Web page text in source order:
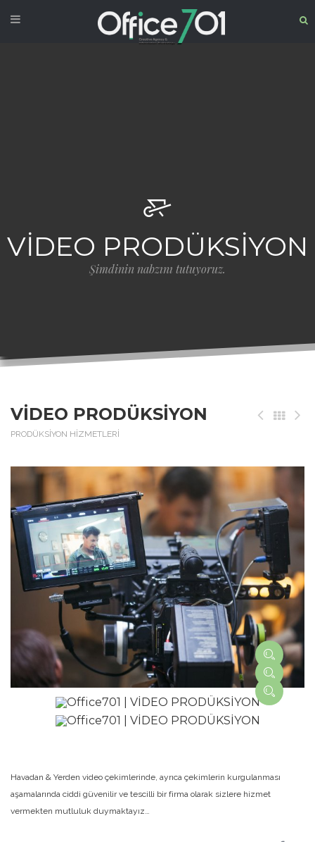
VİDEO PRODÜKSİYON
Şimdinin nabzını tutuyoruz.
VİDEO PRODÜKSİYON
PRODÜKSİYON HİZMETLERİ
Havadan & Yerden video çekimlerinde, ayrıca çekimlerin kurgulanması
aşamalarında ciddi güvenilir ve tescilli bir firma olarak sizlere hizmet
vermekten mutluluk duymaktayız…